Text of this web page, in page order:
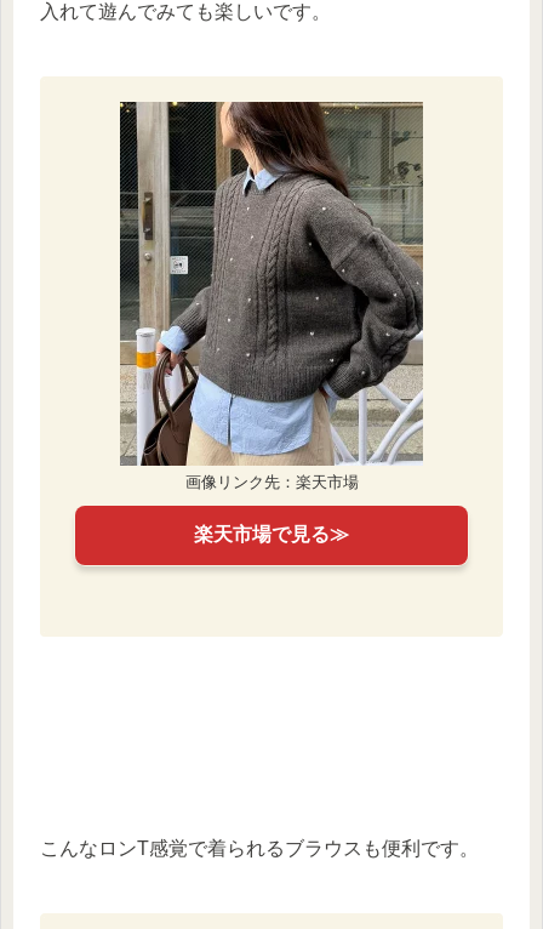
入れて遊んでみても楽しいです。
画像リンク先：楽天市場
楽天市場で見る≫
こんなロンT感覚で着られるブラウスも便利です。